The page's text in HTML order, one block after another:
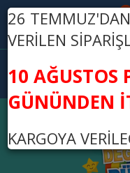
Üye
26
VERİLEN
10 AĞUSTOS
GÜNÜNDEN
KARGOYA